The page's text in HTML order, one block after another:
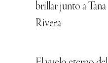
brillar junto a Tana
Rivera